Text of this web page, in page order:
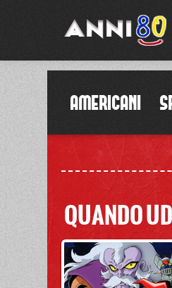
AMERICANI
QUANDO